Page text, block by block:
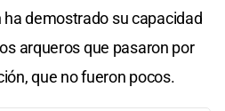
demostrado su capacidad
arqueros que pasaron por
que no fueron pocos.